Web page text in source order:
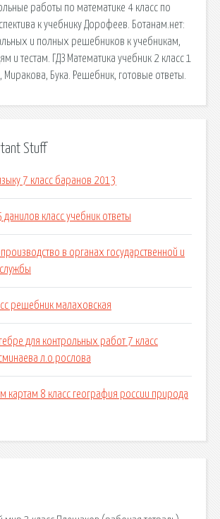
работы по математике 4 класс по
к учебнику Дорофеев. Ботанам.нет:
и полных решебников к учебникам,
и тестам. ГДЗ Математика учебник 2 класс 1
Миракова, Бука. Решебник, готовые ответы.
Stuff
7 класс баранов 2013
данилов класс учебник ответы
в органах государственной и
решебник малаховская
для контрольных работ 7 класс
л.о.рослова
картам 8 класс география россии природа